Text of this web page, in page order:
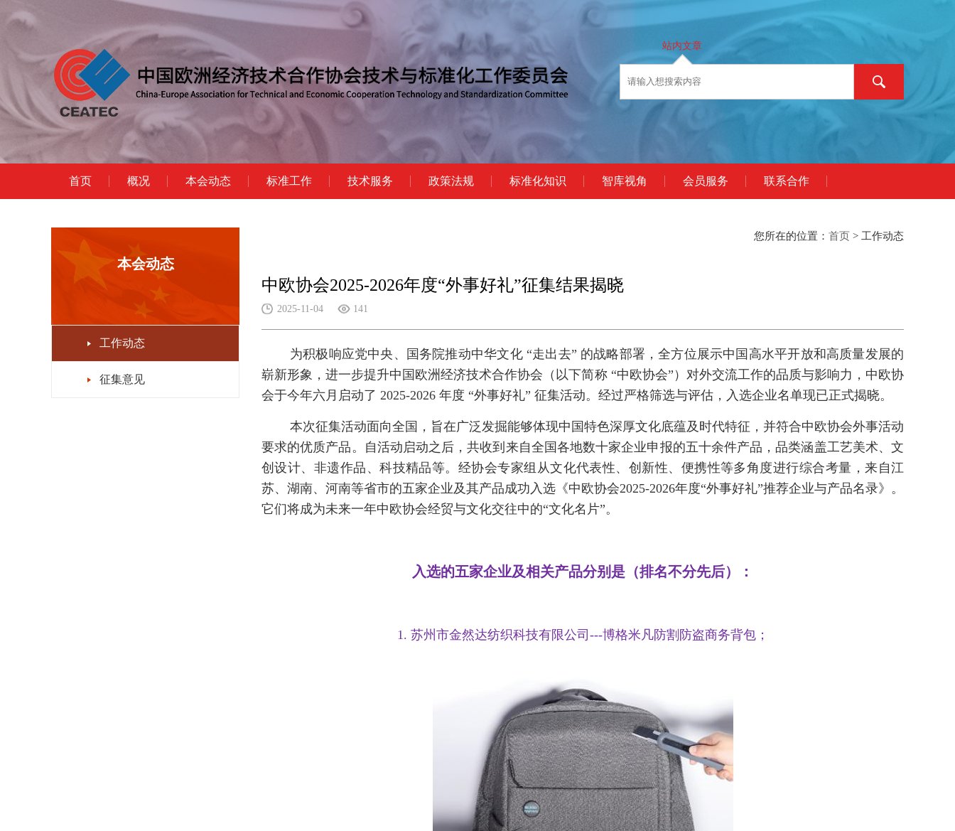
站内文章
首页 概况 本会动态 标准工作 技术服务 政策法规 标准化知识 智库视角 会员服务 联系合作
本会动态
工作动态
征集意见
您所在的位置： 首页 > 工作动态
中欧协会2025-2026年度“外事好礼”征集结果揭晓
2025-11-04 141
为积极响应党中央、国务院推动中华文化 “走出去” 的战略部署，全方位展示中国高水平开放和高质量发展的
崭新形象，进一步提升中国欧洲经济技术合作协会（以下简称 “中欧协会”）对外交流工作的品质与影响力，中欧协
会于今年六月启动了 2025-2026 年度 “外事好礼” 征集活动。经过严格筛选与评估，入选企业名单现已正式揭晓。
本次征集活动面向全国，旨在广泛发掘能够体现中国特色深厚文化底蕴及时代特征，并符合中欧协会外事活动
要求的优质产品。自活动启动之后，共收到来自全国各地数十家企业申报的五十余件产品，品类涵盖工艺美术、文
创设计、非遗作品、科技精品等。经协会专家组从文化代表性、创新性、便携性等多角度进行综合考量，来自江
苏、湖南、河南等省市的五家企业及其产品成功入选《中欧协会2025-2026年度“外事好礼”推荐企业与产品名录》。
它们将成为未来一年中欧协会经贸与文化交往中的“文化名片”。
入选的五家企业及相关产品分别是（排名不分先后）：
1. 苏州市金然达纺织科技有限公司---博格米凡防割防盗商务背包；